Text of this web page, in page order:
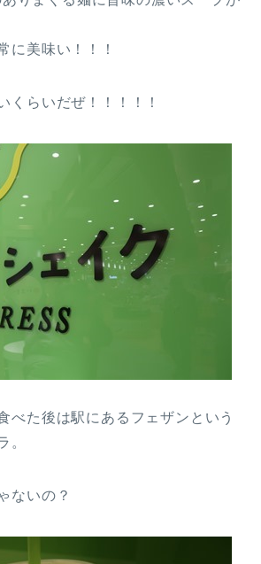
に美味い！！！
くらいだぜ！！！！！
べた後は駅にあるフェザンという
。
ないの？